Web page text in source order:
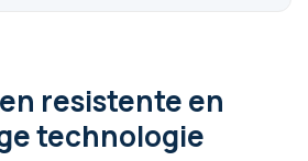
resistente en
technologie